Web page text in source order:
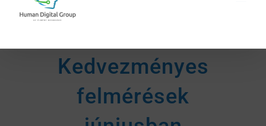
Kedvezményes
felmérések